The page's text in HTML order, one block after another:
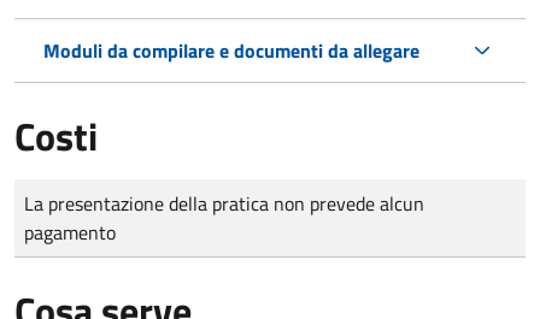
Moduli da compilare e documenti da allegare
Costi
Tipo di pagamento
Importo
La presentazione della pratica non prevede alcun
pagamento